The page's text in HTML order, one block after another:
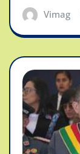
Vimag